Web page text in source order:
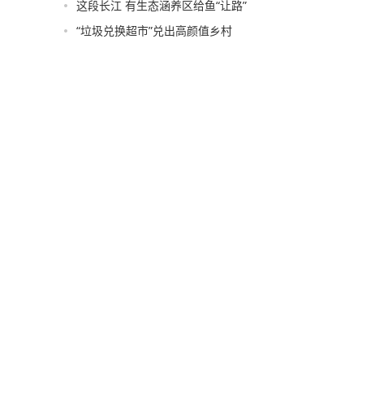
这段长江 有生态涵养区给鱼“让路”
“垃圾兑换超市”兑出高颜值乡村